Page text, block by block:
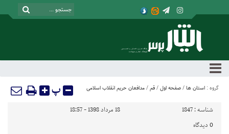
گروه : استان ها / صفحه اول / قم / مدافعان حریم انقلاب اسلامی پ
شناسه : 1847
18 مرداد 1398 - 18:57
0 دیدگاه